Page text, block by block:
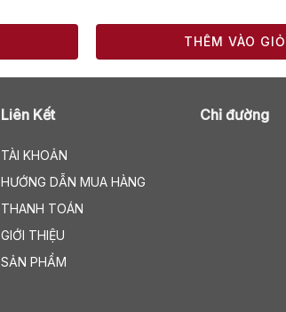
THÊM VÀO GIỎ
Liên Kết
TÀI KHOẢN
HƯỚNG DẪN MUA HÀNG
THANH TOÁN
GIỚI THIỆU
SẢN PHẨM
Chỉ đường